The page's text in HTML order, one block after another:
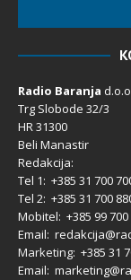
Radio Baranja d.o.o
Trg Slobode 32/3
HR 31300
Beli Manastir
Redakcija:
Tel 1: +385 31 700
Tel 2: +385 31 700
Mobitel: +385 99 700
Email:
Marketing: +385 31
Email: